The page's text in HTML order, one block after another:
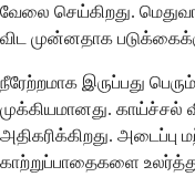
வேலை செய்கிறது.
விட முன்னதாக
நீரேற்றமாக இருப்பது
முக்கியமானது. காய்ச்சல்
அதிகரிக்கிறது. அடைப்பு
காற்றுப்பாதைகளை